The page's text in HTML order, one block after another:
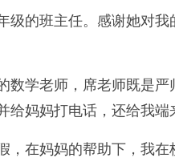
级的班主任。感谢她对
数学老师，席老师既是
给妈妈打电话，还给我
，在妈妈的帮助下，我